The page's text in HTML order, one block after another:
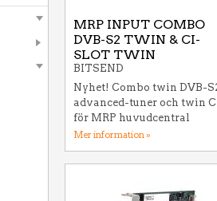
MRP INPUT COMBO
DVB-S2 TWIN & CI-
SLOT TWIN
BITSEND
Nyhet! Combo twin DVB-
advanced-tuner och twin
för MRP huvudcentral
Mer information »